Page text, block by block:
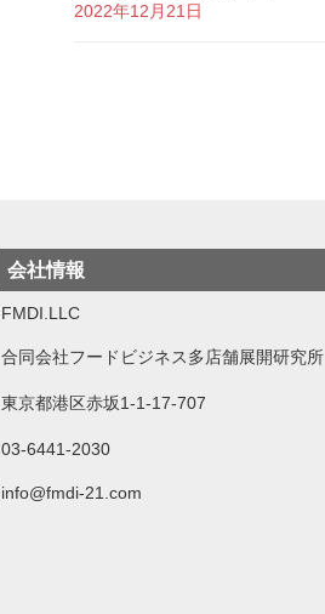
2022年12月21日
会社情報
FMDI.LLC
合同会社フードビジネス多店舗展開研究所
東京都港区赤坂1-1-17-707
03-6441-2030
info@fmdi-21.com